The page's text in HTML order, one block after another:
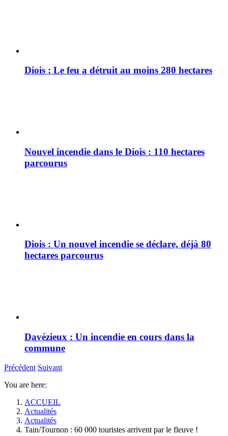
Diois : Le feu a détruit au moins 280 hectares
Nouvel incendie dans le Diois : 110 hectares
parcourus
Diois : Un nouvel incendie se déclare, déjà 80
hectares parcourus
Davézieux : Un incendie en cours dans la
commune
Précédent Suivant
You are here:
ACCUEIL
Actualités
Actualités
Tain/Tournon : 60 000 touristes arrivent par le fleuve !